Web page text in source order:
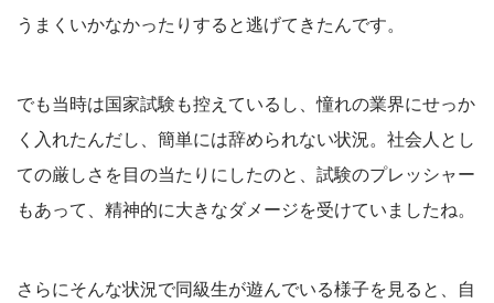
うまくいかなかったりすると逃げてきたんです。
でも当時は国家試験も控えているし、憧れの業界にせっか
く入れたんだし、簡単には辞められない状況。社会人とし
ての厳しさを目の当たりにしたのと、試験のプレッシャー
もあって、精神的に大きなダメージを受けていましたね。
さらにそんな状況で同級生が遊んでいる様子を見ると、自